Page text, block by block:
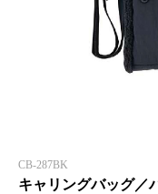
CB-287BK
キャリングバッグ／